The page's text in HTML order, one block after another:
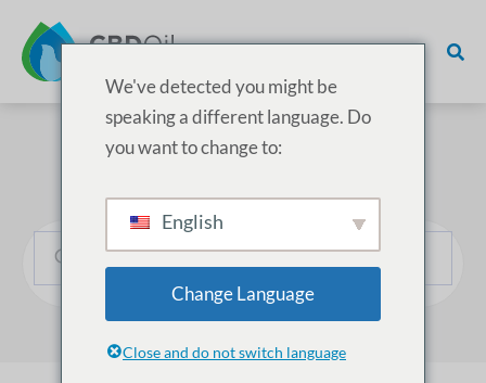
We've detected you might be
speaking a different language. Do
you want to change to:
English
Change Language
Close and do not switch language